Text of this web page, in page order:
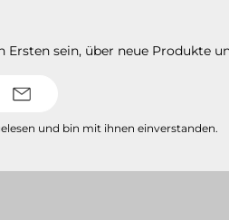
sein, über neue Produkte
und bin mit ihnen einverstanden.